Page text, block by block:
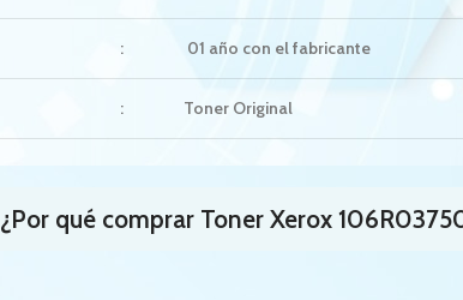
: 01 año con el fabricante
: Toner Original
¿Por qué comprar Toner Xerox